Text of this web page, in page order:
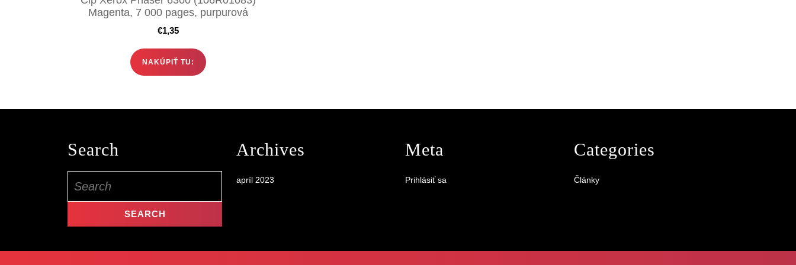
Magenta, 7 000 pages, purpurová
€1,35
NAKÚPIŤ TU:
Search
for:
Archives
apríl 2023
Meta
Prihlásiť sa
Categories
Články